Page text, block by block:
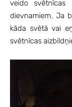
veido
dievnamiem. Ja
kāda svētā vai
svētnīcas